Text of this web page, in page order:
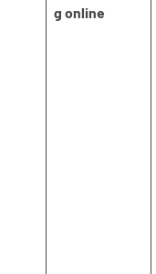
g online